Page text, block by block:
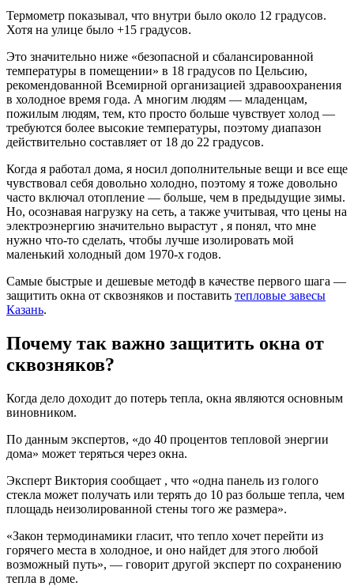
Термометр показывал, что внутри было около 12 градусов.
Хотя на улице было +15 градусов.
Это значительно ниже «безопасной и сбалансированной
температуры в помещении» в 18 градусов по Цельсию,
рекомендованной Всемирной организацией здравоохранения
в холодное время года. А многим людям — младенцам,
пожилым людям, тем, кто просто больше чувствует холод —
требуются более высокие температуры, поэтому диапазон
действительно составляет от 18 до 22 градусов.
Когда я работал дома, я носил дополнительные вещи и все еще
чувствовал себя довольно холодно, поэтому я тоже довольно
часто включал отопление — больше, чем в предыдущие зимы.
Но, осознавая нагрузку на сеть, а также учитывая, что цены на
электроэнергию значительно вырастут , я понял, что мне
нужно что-то сделать, чтобы лучше изолировать мой
маленький холодный дом 1970-х годов.
Самые быстрые и дешевые методф в качестве первого шага —
защитить окна от сквозняков и поставить тепловые завесы
Казань.
Почему так важно защитить окна от
сквозняков?
Когда дело доходит до потерь тепла, окна являются основным
виновником.
По данным экспертов, «до 40 процентов тепловой энергии
дома» может теряться через окна.
Эксперт Виктория сообщает , что «одна панель из голого
стекла может получать или терять до 10 раз больше тепла, чем
площадь неизолированной стены того же размера».
«Закон термодинамики гласит, что тепло хочет перейти из
горячего места в холодное, и оно найдет для этого любой
возможный путь», — говорит другой эксперт по сохранению
тепла в доме.